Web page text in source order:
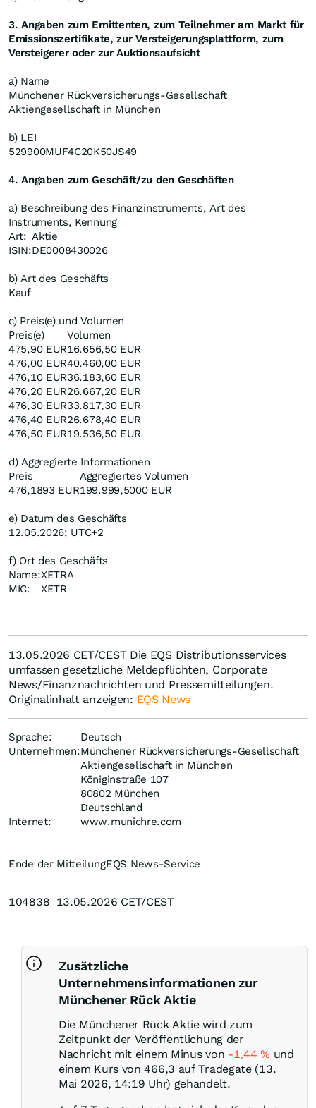
3. Angaben zum Emittenten, zum Teilnehmer am Markt für
Emissionszertifikate, zur Versteigerungsplattform, zum
Versteigerer oder zur Auktionsaufsicht
a) Name
Münchener Rückversicherungs-Gesellschaft
Aktiengesellschaft in München
b) LEI
529900MUF4C20K50JS49
4. Angaben zum Geschäft/zu den Geschäften
a) Beschreibung des Finanzinstruments, Art des
Instruments, Kennung
Art: Aktie
ISIN:DE0008430026
b) Art des Geschäfts
Kauf
c) Preis(e) und Volumen
Preis(e)
Volumen
475,90 EUR16.656,50 EUR
476,00 EUR40.460,00 EUR
476,10 EUR36.183,60 EUR
476,20 EUR26.667,20 EUR
476,30 EUR33.817,30 EUR
476,40 EUR26.678,40 EUR
476,50 EUR19.536,50 EUR
d) Aggregierte Informationen
Preis
Aggregiertes Volumen
476,1893 EUR199.999,5000 EUR
e) Datum des Geschäfts
12.05.2026; UTC+2
f) Ort des Geschäfts
Name:XETRA
MIC:
XETR
13.05.2026 CET/CEST Die EQS Distributionsservices
umfassen gesetzliche Meldepflichten, Corporate
News/Finanznachrichten und Pressemitteilungen.
Originalinhalt anzeigen: EQS News
Sprache:
Deutsch
Unternehmen:Münchener Rückversicherungs-Gesellschaft
Aktiengesellschaft in München
Königinstraße 107
80802 München
Deutschland
Internet:
www.munichre.com
Ende der MitteilungEQS News-Service
104838 13.05.2026 CET/CEST
Zusätzliche
Unternehmensinformationen zur
Münchener Rück Aktie
Die Münchener Rück Aktie wird zum
Zeitpunkt der Veröffentlichung der
Nachricht mit einem Minus von -1,44% und
einem Kurs von 466,3 auf Tradegate (13.
Mai 2026, 14:19 Uhr) gehandelt.